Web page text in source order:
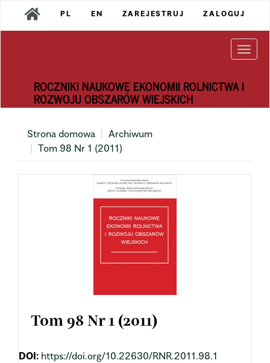
Main
Navigation
PL EN ZAREJESTRUJ ZALOGUJ
ROCZNIKI NAUKOWE EKONOMII ROLNICTWA I
ROZWOJU OBSZARÓW WIEJSKICH
Strona domowa
Archiwum
Tom 98 Nr 1 (2011)
Tom 98 Nr 1 (2011)
DOI: https://doi.org/10.22630/RNR.2011.98.1